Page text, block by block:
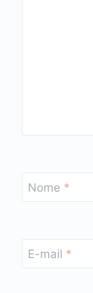
Nome *
E-mail *